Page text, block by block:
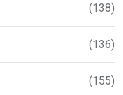
(138)
(136)
(155)